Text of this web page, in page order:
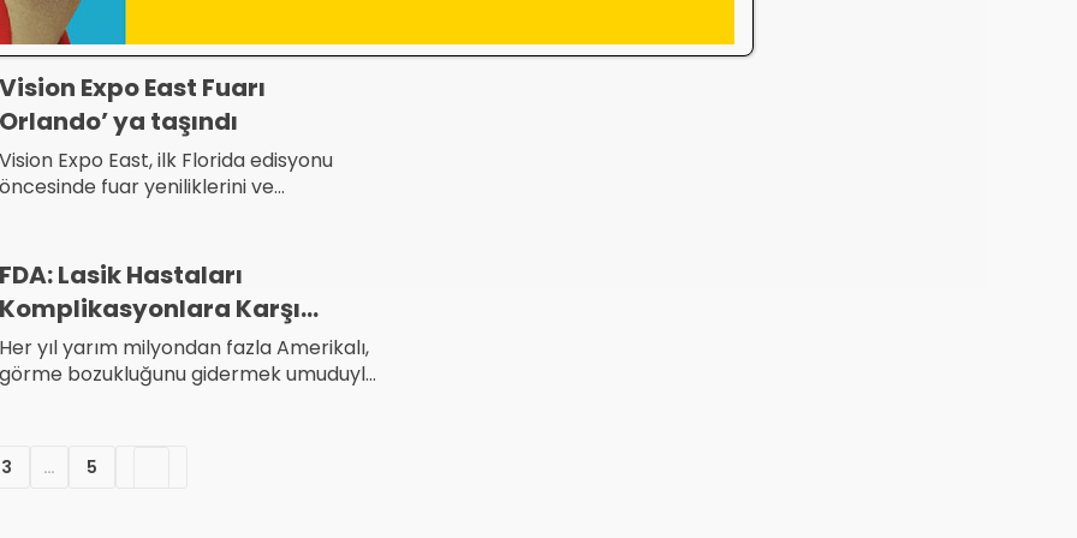
Vision Expo East Fuarı
Orlando’ ya taşındı
Vision Expo East, ilk Florida edisyonu
öncesinde fuar yeniliklerini ve
FDA: Lasik Hastaları
Komplikasyonlara Karşı
Uyarılmalı!
Her yıl yarım milyondan fazla Amerikalı,
görme bozukluğunu gidermek umuduyla
3 … 5